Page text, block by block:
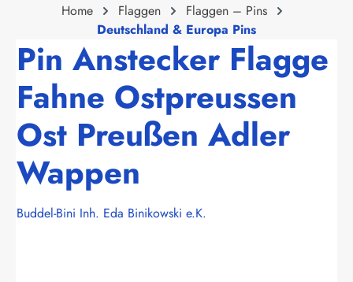
Home Flaggen
Flaggen – Pins
Deutschland & Europa Pins
Pin Anstecker Flagge
Fahne Ostpreussen
Ost Preußen Adler
Wappen
Buddel-Bini Inh. Eda Binikowski e.K.